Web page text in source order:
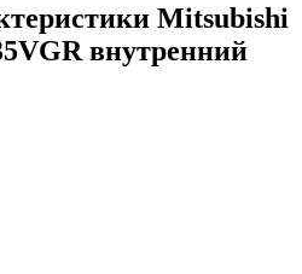
Mitsubishi
внутренний